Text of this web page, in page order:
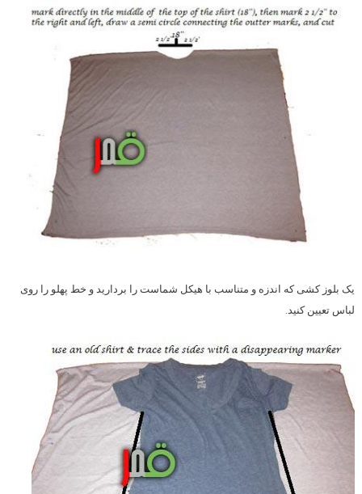
یک بلوز کشی که اندزه و متناسب با هیکل شماست را بردارید و خط پهلو را روی
لباس تعیین کنید.